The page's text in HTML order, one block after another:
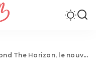
Horizon, le nouvel album pépite de Rebelion